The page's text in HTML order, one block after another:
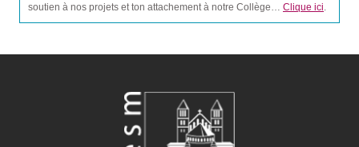
soutien à nos projets et ton attachement à notre Collège… Clique ici.